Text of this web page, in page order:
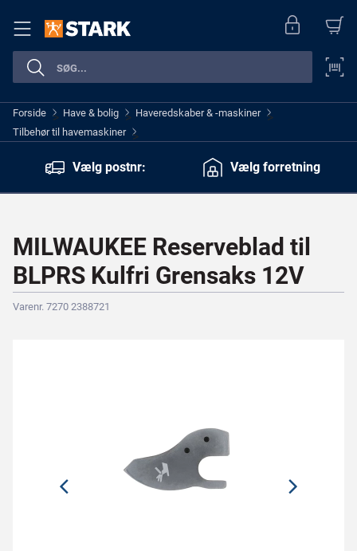
Forside > Have & bolig > Haveredskaber & -maskiner >
Tilbehør til havemaskiner >
Vælg postnr:
Vælg forretning
MILWAUKEE Reserveblad til
BLPRS Kulfri Grensaks 12V
Varenr. 7270 2388721